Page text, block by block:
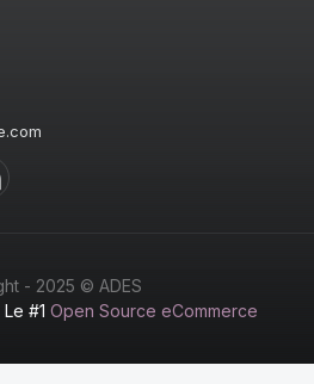
- 2025 © ADES
Le #1Open Source eCommerce